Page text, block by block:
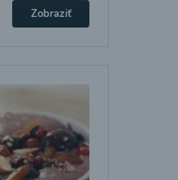
Zobraziť